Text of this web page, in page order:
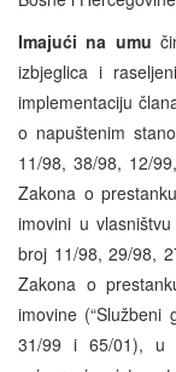
Imajući na umu
izbjeglica i
implementaciju
o napuštenim
11/98, 38/98, 12/
Zakona o
imovini u
broj 11/98, 29/98,
Zakona o
imovine (“Službeni
31/99 i 65/01), u